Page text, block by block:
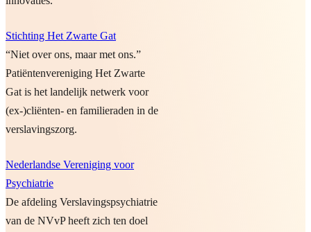
Stichting Het Zwarte Gat
“Niet over ons, maar met ons.”
Patiëntenvereniging Het Zwarte
Gat is het landelijk netwerk voor
(ex-)cliënten- en familieraden in de
verslavingszorg.
Nederlandse Vereniging voor
Psychiatrie
De afdeling Verslavingspsychiatrie
van de NVvP heeft zich ten doel